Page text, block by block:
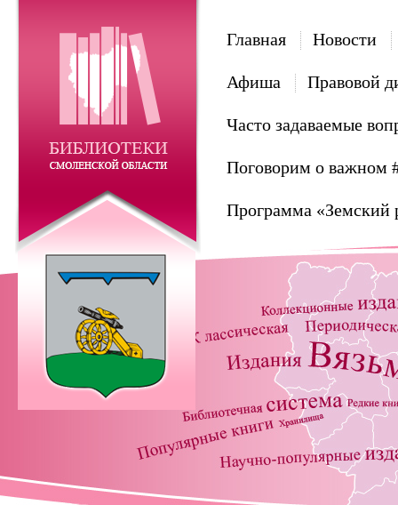
Главная Новости
Афиша Правовой
Часто задаваемые
Поговорим о важном
Программа «Земский